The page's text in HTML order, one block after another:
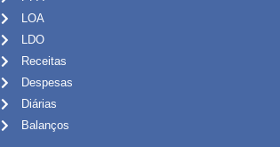
LOA
LDO
Receitas
Despesas
Diárias
Balanços